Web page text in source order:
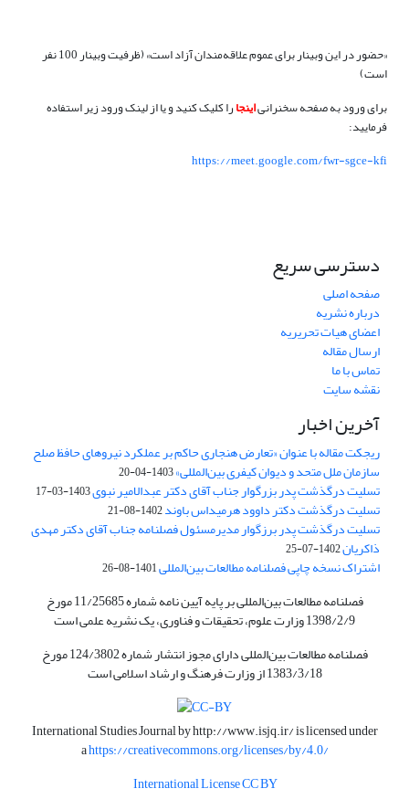
«حضور در این وبینار برای عموم علاقه‌مندان آزاد است» (
ظرفیت وبینار 100 نفر
است)
برای ورودبه صفحه سخنرانیاینجارا کلیک کنید و یا از لینک ورود زیر استفاده
فرمایید:
https://meet.google.com/fwr-sgce-kfi
دسترسی سریع
صفحه اصلی
درباره نشریه
اعضای هیات تحریریه
ارسال مقاله
تماس با ما
نقشه سایت
آخرین اخبار
ریجکت مقاله با عنوان «تعارض هنجاری حاکم بر عملکرد نیروهای حافظ صلح
سازمان ملل متحد و دیوان کیفری بین‌المللی»1403-04-20
تسلیت درگذشت پدر بزرگوار جناب آقای دکتر عبدالامیر نبوی1403-03-17
تسلیت درگذشت دکتر داوود هرمیداس باوند1402-08-21
تسلیت درگذشت پدر برزگوار مدیرمسئول فصلنامه جناب آقای دکتر مهدی
ذاکریان1402-07-25
اشتراک نسخه چاپی فصلنامه مطالعات بین‌المللی1401-08-26
فصلنامه مطالعات بین‌المللی بر پایه آیین نامه شماره 11/25685 مورخ
1398/2/9 وزارت علوم، تحقیقات و فناوری، یک نشریه علمی است
فصلنامه مطالعات بین‌المللی دارای مجوز انتشار شماره 124/3802 مورخ
1383/3/18 از وزارت فرهنگ و ارشاد اسلامی است
International Studies Journal byhttp://www.isjq.ir/is licensed under
ahttps://creativecommons.org/licenses/by/4.0/
International License CC BY